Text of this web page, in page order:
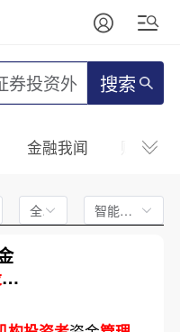
搜索
金融我闻 财新
全文 智能排序